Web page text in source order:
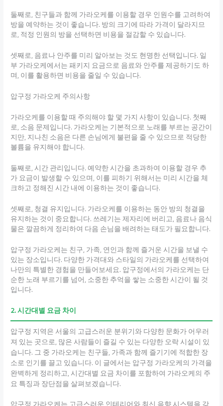
둘째로, 친구들과 함께 가라오케를 이용할 경우 인원수를 고려하여
방을 예약하는 것이 좋습니다. 방의 크기에 따라 가격이 달라지므
로, 적정 인원의 방을 선택하면 비용을 절감할 수 있습니다.
셋째로, 음료나 안주를 미리 알아보는 것도 현명한 선택입니다. 일
부 가라오케에서는 패키지 요금으로 음료와 안주를 제공하기도 하
며, 이를 활용하면 비용을 줄일 수 있습니다.
압구정 가라오케 주의사항
가라오케를 이용할 때 주의해야 할 몇 가지 사항이 있습니다. 첫째
로, 소음 문제입니다. 가라오케는 기본적으로 노래를 부르는 공간이
지만, 지나친 소음은 다른 손님에게 불편을 줄 수 있으므로 적당한
볼륨을 유지해야 합니다.
둘째로, 시간 관리입니다. 예약한 시간을 초과하여 이용할 경우 추
가 요금이 발생할 수 있으며, 이를 피하기 위해서는 미리 시간을 체
크하고 정해진 시간 내에 이용하는 것이 좋습니다.
셋째로, 청결 유지입니다. 가라오케를 이용하는 동안 방의 청결을
유지하는 것이 중요합니다. 쓰레기는 제자리에 버리고, 음료나 음식
물은 깔끔하게 정리하여 다음 손님을 배려하는 태도가 필요합니다.
압구정 가라오케는 친구, 가족, 연인과 함께 즐거운 시간을 보낼 수
있는 장소입니다. 다양한 가격대와 스타일의 가라오케를 선택하여
나만의 특별한 경험을 만들어보세요. 압구정에서의 가라오케는 단
순한 노래 부르기를 넘어, 소중한 추억을 쌓는 소중한 시간이 될 것
입니다.
2. 시간대별 요금 차이
압구정 지역은 서울의 고급스러운 분위기와 다양한 문화가 어우러
져 있는 곳으로, 많은 사람들이 즐길 수 있는 다양한 오락 시설이 있
습니다. 그 중 가라오케는 친구들, 가족과 함께 즐기기에 적합한 장
소로 인기를 끌고 있습니다. 이 글에서는 압구정 가라오케의 가격을
완벽하게 정리하고, 시간대별 요금 차이를 포함하여 가라오케의 주
요 특징과 장단점을 살펴보겠습니다.